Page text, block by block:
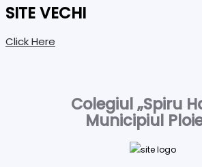
SITE VECHI
Click Here
Colegiul „Spiru
Municipiul